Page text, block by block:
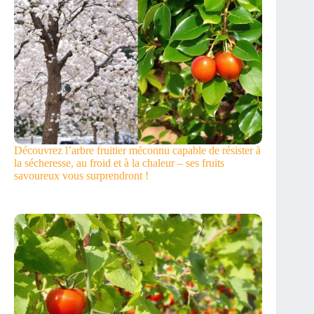
Découvrez l’arbre fruitier méconnu capable de résister à
la sécheresse, au froid et à la chaleur – ses fruits
savoureux vous surprendront !